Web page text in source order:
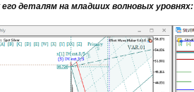
его деталям на младших волновых уровнях: